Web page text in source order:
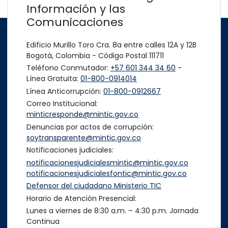
Información y las
Comunicaciones
Edificio Murillo Toro Cra. 8a entre calles 12A y 12B
Bogotá, Colombia - Código Postal 111711
Teléfono Conmutador: +57 601 344 34 60 -
Línea Gratuita: 01-800-0914014
Línea Anticorrupción: 01-800-0912667
Correo Institucional:
minticresponde@mintic.gov.co
Denuncias por actos de corrupción:
soytransparente@mintic.gov.co
Notificaciones judiciales:
notificacionesjudicialesmintic@mintic.gov.co
notificacionesjudicialesfontic@mintic.gov.co
Defensor del ciudadano Ministerio TIC
Horario de Atención Presencial:
Lunes a viernes de 8:30 a.m. – 4:30 p.m. Jornada
Continua